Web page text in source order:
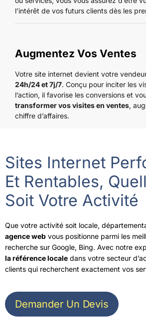
l’intérêt de vos futurs clients dès les
Augmentez Vos Ventes
Votre site internet devient votre
24h/24 et 7j/7. Conçu pour inciter les
l’action, il favorise les conversions et
transformer vos visites en ventes,
chiffre d’affaires.
Sites Internet
Et Rentables,
Soit Votre Activité
Que votre activité soit locale,
agence web vous positionne parmi les
recherche sur Google, Bing. Avec notre
la référence locale dans votre secteur
clients qui recherchent exactement vos
Demander Un Devis